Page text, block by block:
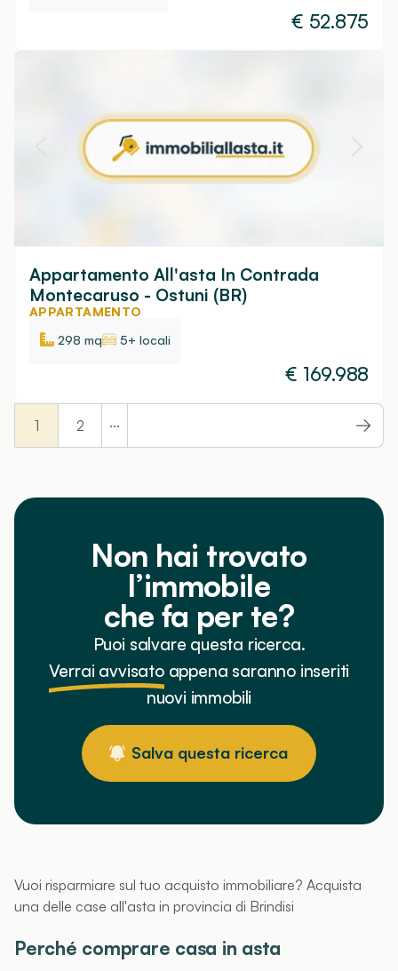
€ 52.875
Appartamento All'asta In Contrada
Montecaruso - Ostuni (BR)
APPARTAMENTO
298 mq
5+ locali
€ 169.988
1 2 ...
Non hai trovato
l’immobile
che fa per te?
Puoi salvare questa ricerca.
Verrai avvisatoappena saranno inseriti
nuovi immobili
Salva questa ricerca
Vuoi risparmiare sul tuo acquisto immobiliare? Acquista
una delle case all'asta in provincia di Brindisi
Perché comprare casa in asta